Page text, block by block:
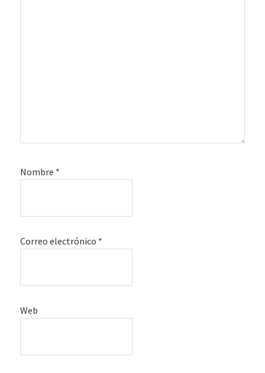
Nombre *
Correo electrónico *
Web